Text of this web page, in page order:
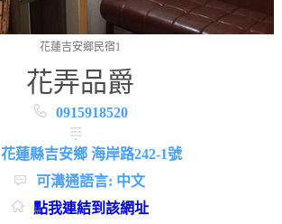
花蓮吉安鄉民宿1
花弄品爵
0915918520
花蓮縣吉安鄉 海岸路242-1號
可溝通語言: 中文
點我連結到該網址